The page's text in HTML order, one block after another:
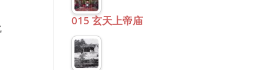
015 玄天上帝庙